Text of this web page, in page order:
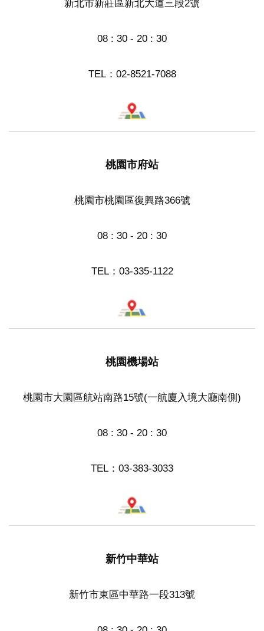
新北市新莊區新北大道三段2號
08 : 30 - 20 : 30
TEL： 02-8521-7088
桃園市府站
桃園市桃園區復興路366號
08 : 30 - 20 : 30
TEL： 03-335-1122
桃園機場站
桃園市大園區航站南路15號(一航廈入境大廳南側)
08 : 30 - 20 : 30
TEL： 03-383-3033
新竹中華站
新竹市東區中華路一段313號